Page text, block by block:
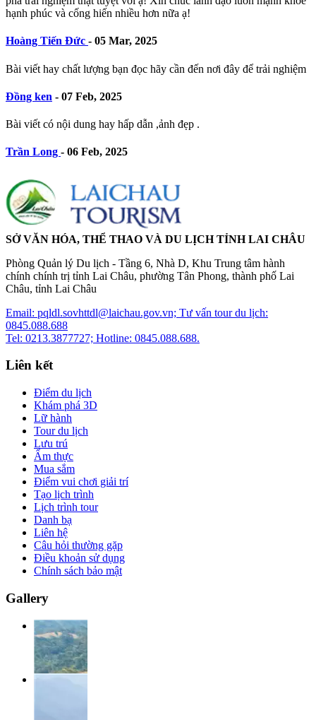
hạnh phúc và cống hiến nhiều hơn nữa ạ!
Hoàng Tiến Đức - 05 Mar, 2025
Bài viết hay chất lượng bạn đọc hãy cần đến nơi đây để trải nghiệm
Đồng ken - 07 Feb, 2025
Bài viết có nội dung hay hấp dẫn ,ảnh đẹp .
Trần Long - 06 Feb, 2025
SỞ VĂN HÓA, THỂ THAO VÀ DU LỊCH TỈNH LAI CHÂU
Phòng Quản lý Du lịch - Tầng 6, Nhà D, Khu Trung tâm hành
chính chính trị tỉnh Lai Châu, phường Tân Phong, thành phố Lai
Châu, tỉnh Lai Châu
Email: pqldl.sovhttdl@laichau.gov.vn; Tư vấn tour du lịch:
0845.088.688
Tel: 0213.3877727; Hotline: 0845.088.688.
Liên kết
Điểm du lịch
Khám phá 3D
Lữ hành
Tour du lịch
Lưu trú
Ẩm thực
Mua sắm
Điểm vui chơi giải trí
Tạo lịch trình
Lịch trình tour
Danh bạ
Liên hệ
Câu hỏi thường gặp
Điều khoản sử dụng
Chính sách bảo mật
Gallery